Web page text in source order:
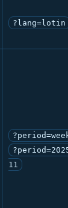
?lang=lotin
11